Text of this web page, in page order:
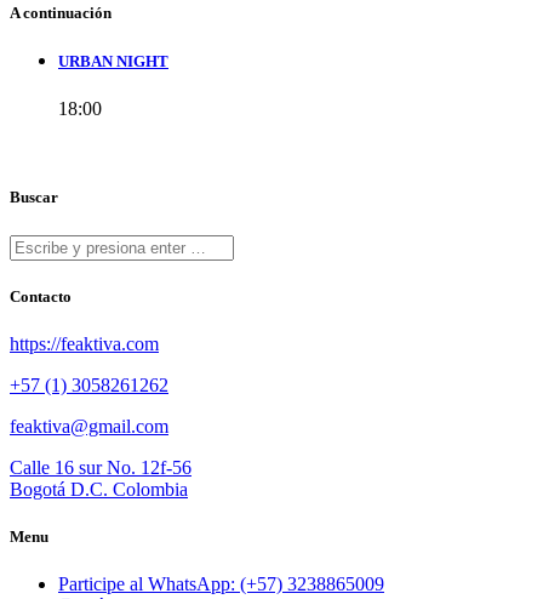
A continuación
URBAN NIGHT
18:00
Buscar
Contacto
https://feaktiva.com
+57 (1) 3058261262
feaktiva@gmail.com
Calle 16 sur No. 12f-56
Bogotá D.C. Colombia
Menu
Participe al WhatsApp: (+57) 3238865009